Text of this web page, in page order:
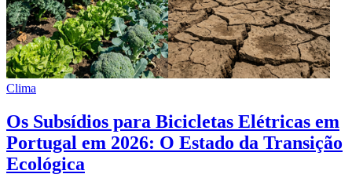
Clima
Os Subsídios para Bicicletas Elétricas em
Portugal em 2026: O Estado da Transição
Ecológica